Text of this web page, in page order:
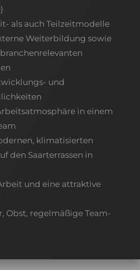
als auch Teilzeitmodelle
Weiterbildung sowie
und
in einem
klimatisierten
den Saarterrassen in
und eine attraktive
Obst, regelmäßige Team-